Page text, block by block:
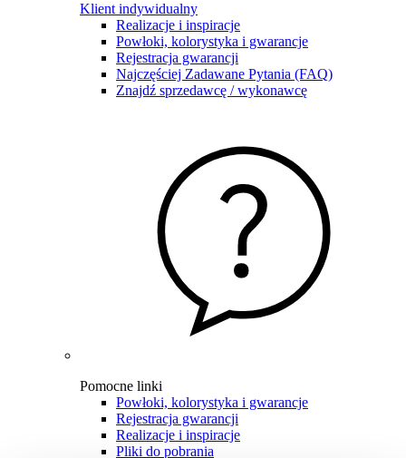
Klient indywidualny
Realizacje i inspiracje
Powłoki, kolorystyka i gwarancje
Rejestracja gwarancji
Najczęściej Zadawane Pytania (FAQ)
Znajdź sprzedawcę / wykonawcę
Pomocne linki
Powłoki, kolorystyka i gwarancje
Rejestracja gwarancji
Realizacje i inspiracje
Pliki do pobrania